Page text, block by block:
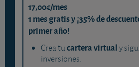
17,00€/mes
1 mes gratis y ¡35% de
primer año!
Crea tucartera virtualy
inversiones.